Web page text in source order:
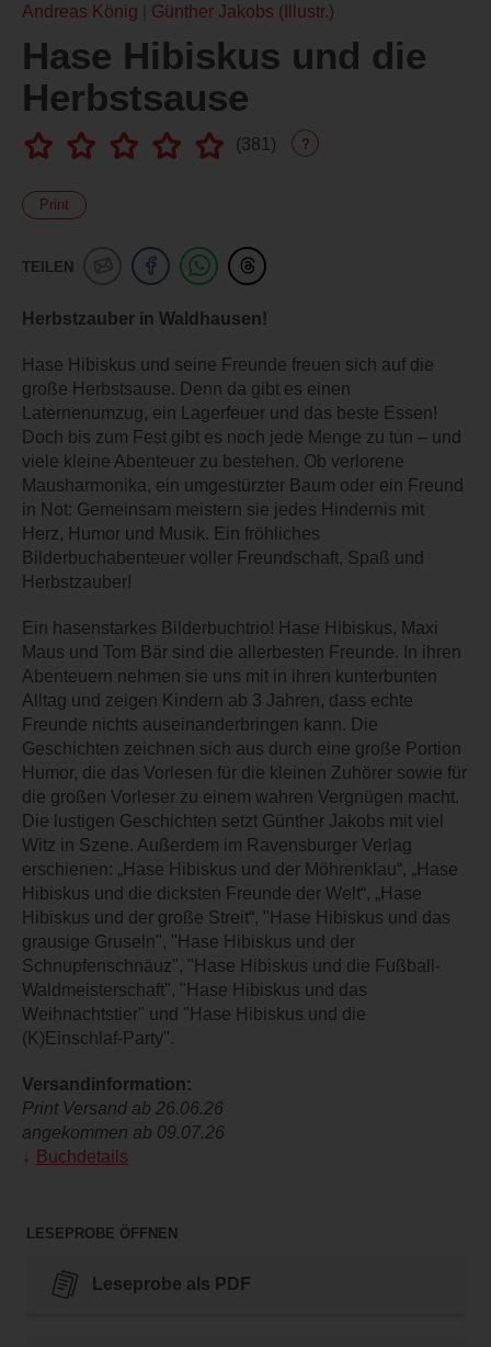
Andreas König Günther Jakobs (Illustr.)
Hase Hibiskus und die
Herbstsause
(381 ) ?
Print
TEILEN
Herbstzauber in Waldhausen!
Hase Hibiskus und seine Freunde freuen sich auf die
große Herbstsause. Denn da gibt es einen
Laternenumzug, ein Lagerfeuer und das beste Essen!
Doch bis zum Fest gibt es noch jede Menge zu tun – und
viele kleine Abenteuer zu bestehen. Ob verlorene
Mausharmonika, ein umgestürzter Baum oder ein Freund
in Not: Gemeinsam meistern sie jedes Hindernis mit
Herz, Humor und Musik. Ein fröhliches
Bilderbuchabenteuer voller Freundschaft, Spaß und
Herbstzauber!
Ein hasenstarkes Bilderbuchtrio! Hase Hibiskus, Maxi
Maus und Tom Bär sind die allerbesten Freunde. In ihren
Abenteuern nehmen sie uns mit in ihren kunterbunten
Alltag und zeigen Kindern ab 3 Jahren, dass echte
Freunde nichts auseinanderbringen kann. Die
Geschichten zeichnen sich aus durch eine große Portion
Humor, die das Vorlesen für die kleinen Zuhörer sowie für
die großen Vorleser zu einem wahren Vergnügen macht.
Die lustigen Geschichten setzt Günther Jakobs mit viel
Witz in Szene. Außerdem im Ravensburger Verlag
erschienen: „Hase Hibiskus und der Möhrenklau“, „Hase
Hibiskus und die dicksten Freunde der Welt“, „Hase
Hibiskus und der große Streit“, "Hase Hibiskus und das
grausige Gruseln", "Hase Hibiskus und der
Schnupfenschnäuz", "Hase Hibiskus und die Fußball-
Waldmeisterschaft", "Hase Hibiskus und das
Weihnachtstier" und "Hase Hibiskus und die
(K)Einschlaf-Party".
Versandinformation:
Print Versand ab 26.06.26
angekommen ab 09.07.26
Buchdetails
LESEPROBE ÖFFNEN
Leseprobe als PDF